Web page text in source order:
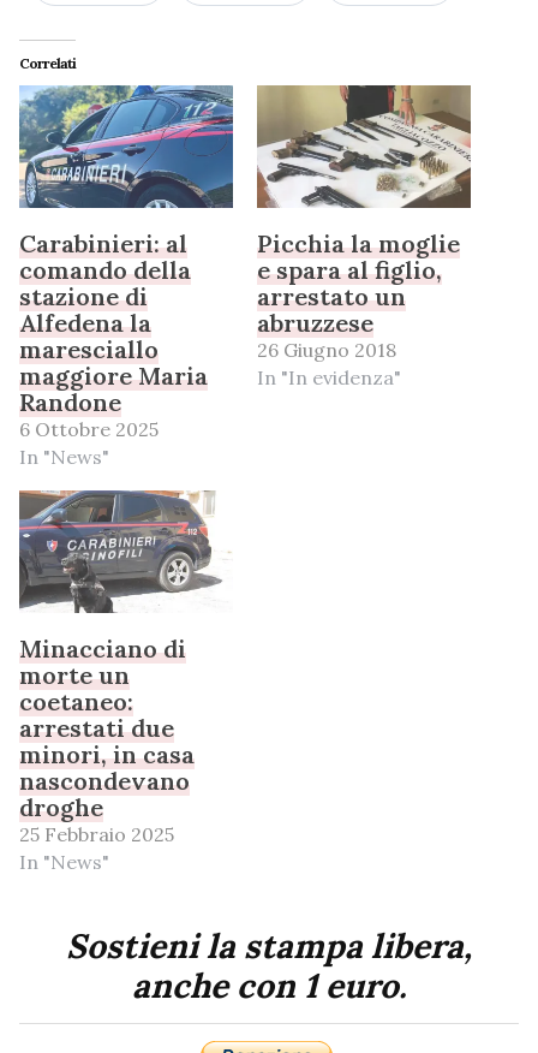
Correlati
Carabinieri: al
comando della
stazione di
Alfedena la
maresciallo
maggiore Maria
Randone
6 Ottobre 2025
In "News"
Picchia la moglie
e spara al figlio,
arrestato un
abruzzese
26 Giugno 2018
In "In evidenza"
Minacciano di
morte un
coetaneo:
arrestati due
minori, in casa
nascondevano
droghe
25 Febbraio 2025
In "News"
Sostieni la stampa libera,
anche con 1 euro.